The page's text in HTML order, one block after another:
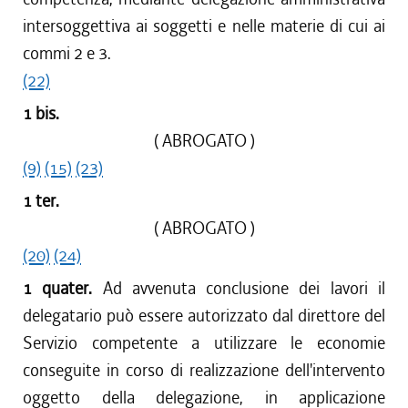
intersoggettiva ai soggetti e nelle materie di cui ai
commi 2 e 3.
(22)
1 bis.
( ABROGATO )
(9) (15) (23)
1 ter.
( ABROGATO )
(20) (24)
1 quater. Ad avvenuta conclusione dei lavori il
delegatario può essere autorizzato dal direttore del
Servizio competente a utilizzare le economie
conseguite in corso di realizzazione dell'intervento
oggetto della delegazione, in applicazione